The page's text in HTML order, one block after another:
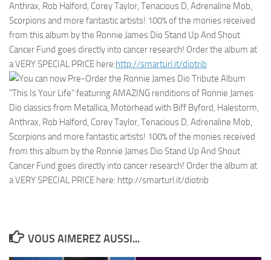
Anthrax, Rob Halford, Corey Taylor, Tenacious D, Adrenaline Mob,
Scorpions and more fantastic artists! 100% of the monies received
from this album by the Ronnie James Dio Stand Up And Shout
Cancer Fund goes directly into cancer research! Order the album at
a VERY SPECIAL PRICE here:http://smarturl.it/diotrib
VOUS AIMEREZ AUSSI...